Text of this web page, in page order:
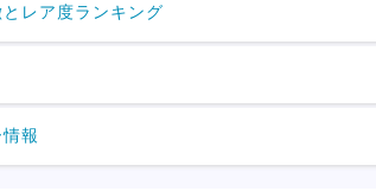
レア度ランキング
報